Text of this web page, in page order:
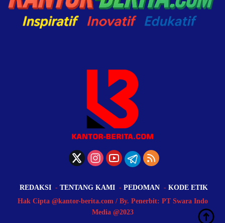
REDAKSI TENTANG KAMI PEDOMAN
KODE ETIK
Hak Cipta @kantor-berita.com / By. Penerbit: PT Swara Indo
Media @2023